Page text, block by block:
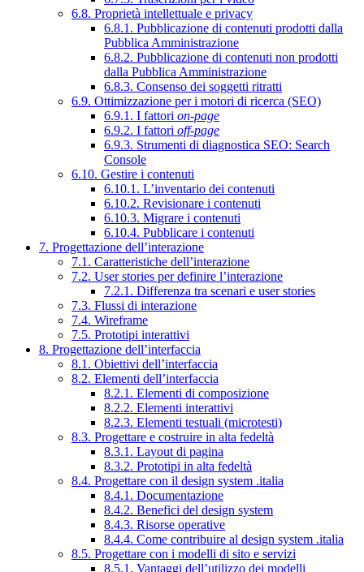
6.8. Proprietà intellettuale e privacy
6.8.1. Pubblicazione di contenuti prodotti dalla
Pubblica Amministrazione
6.8.2. Pubblicazione di contenuti non prodotti
dalla Pubblica Amministrazione
6.8.3. Consenso dei soggetti ritratti
6.9. Ottimizzazione per i motori di ricerca (SEO)
6.9.1. I fattori on-page
6.9.2. I fattori off-page
6.9.3. Strumenti di diagnostica SEO: Search
Console
6.10. Gestire i contenuti
6.10.1. L’inventario dei contenuti
6.10.2. Revisionare i contenuti
6.10.3. Migrare i contenuti
6.10.4. Pubblicare i contenuti
7. Progettazione dell’interazione
7.1. Caratteristiche dell’interazione
7.2. User stories per definire l’interazione
7.2.1. Differenza tra scenari e user stories
7.3. Flussi di interazione
7.4. Wireframe
7.5. Prototipi interattivi
8. Progettazione dell’interfaccia
8.1. Obiettivi dell’interfaccia
8.2. Elementi dell’interfaccia
8.2.1. Elementi di composizione
8.2.2. Elementi interattivi
8.2.3. Elementi testuali (microtesti)
8.3. Progettare e costruire in alta fedeltà
8.3.1. Layout di pagina
8.3.2. Prototipi in alta fedeltà
8.4. Progettare con il design system .italia
8.4.1. Documentazione
8.4.2. Benefici del design system
8.4.3. Risorse operative
8.4.4. Come contribuire al design system .italia
8.5. Progettare con i modelli di sito e servizi
8.5.1. Vantaggi dell’utilizzo dei modelli